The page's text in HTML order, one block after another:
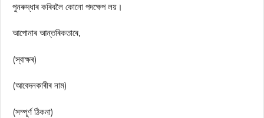
পুনৰুদ্ধাৰ কৰিবলৈ কোনো পদক্ষেপ লয়।
আপোনাৰ আন্তৰিকতাৰে,
(স্বাক্ষৰ)
(আবেদনকাৰীৰ নাম)
(সম্পূৰ্ণ ঠিকনা)